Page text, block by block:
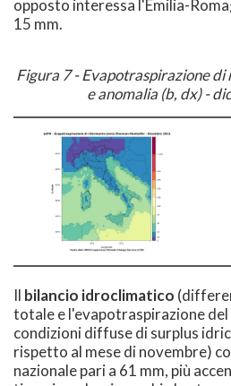
opposto interessa l'Emilia-
15 mm.
Figura 7 - Evapotraspirazione di
e anomalia (b, dx) -
Il bilancio idroclimatico
totale e l'evapotraspirazione
condizioni diffuse di surplus
rispetto al mese di novembre)
nazionale pari a 61 mm, più